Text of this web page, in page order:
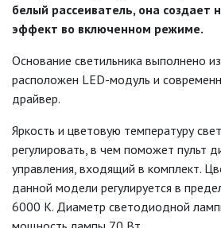
ЛЕНТЫ
белый рассеиватель, она создает
эффект во включенном режиме.
Основание светильника выполнено
расположен LED-модуль и
драйвер.
Яркость и цветовую температуру
регулировать, в чем поможет пульт
управления, входящий в комплект.
данной модели регулируется в
6000 К. Диаметр светодиодной